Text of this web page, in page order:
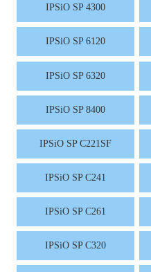
IPSiO SP 4300
IPSiO SP 6120
IPSiO SP 6320
IPSiO SP 8400
IPSiO SP C221SF
IPSiO SP C241
IPSiO SP C261
IPSiO SP C320